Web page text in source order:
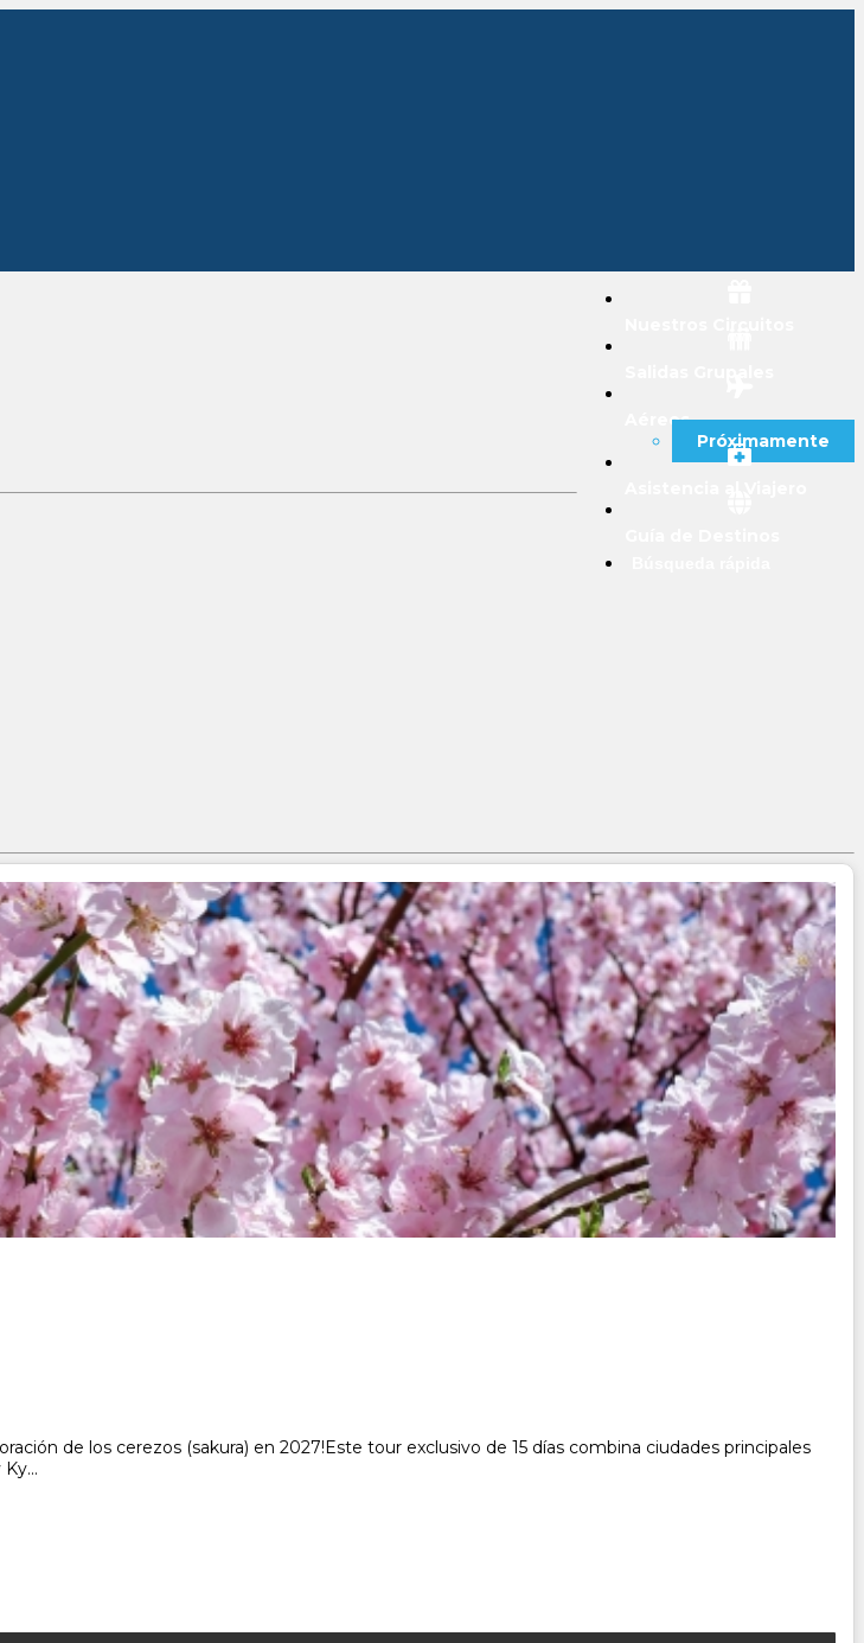
Aéreos
Próximamente
de los cerezos (sakura) en 2027!Este tour exclusivo de 15 días combina ciudades principales